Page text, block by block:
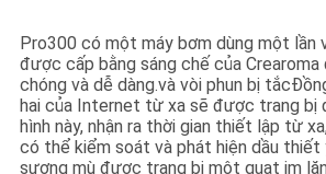
TRANG
WEB
CHÍNH
Pro300 có một máy bơm dùng một lần
được cấp bằng sáng chế của Crearoma
chóng và dễ dàng.và vòi phun bị
hai của Internet từ xa sẽ được trang bị
hình này, nhận ra thời gian thiết lập từ
có thể kiểm soát và phát hiện dầu thiết
sương mù được trang bị một quạt im